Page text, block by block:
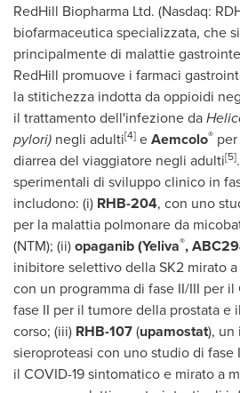
RedHill Biopharma Ltd. (Nasdaq:
biofarmaceutica specializzata, che
principalmente di malattie
RedHill promuove i farmaci
la stitichezza indotta da oppioidi
il trattamento dell'infezione da
pylori) negli adulti[4] eAemcolo®
diarrea del viaggiatore negli adulti[5]
sperimentali di sviluppo clinico in
includono: (i) RHB-204, con uno
per la malattia polmonare da
(NTM); (ii)opaganib (Yeliva®,
inibitore selettivo della SK2 mirato
con un programma di fase II/III per il
fase II per il tumore della prostata e
corso; (iii) RHB-107(upamostat),
sieroproteasi con uno studio di
il COVID-19 sintomatico e mirato a